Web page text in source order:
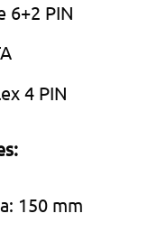
6+2 PIN
4 PIN
150 mm